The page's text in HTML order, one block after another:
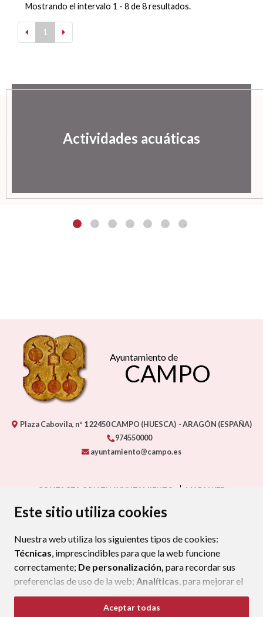
Este sitio utiliza cookies
Nuestra web utiliza los siguientes tipos de cookies:
Técnicas, imprescindibles para que la web funcione
correctamente; De personalización, para recordar sus
preferencias de uso de la web; Analíticas, para mejorar el
funcionamiento de la web y sus servicios.
Aceptar todas
Mostrando el intervalo 1 - 8 de 8 resultados.
1
Actividades acuáticas
Ayuntamiento de
CAMPO
Plaza Cabovila, nº 122450 CAMPO (HUESCA) - ARAGÓN (ESPAÑA)
974550000
ayuntamiento@campo.es
CONTACTA CON TU AYUNTAMIENTO
MAPA WEB
AVISO LEGAL
PROTECCIÓN DE DATOS
POLÍTICA DE COOKIES